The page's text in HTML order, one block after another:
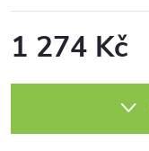
1 274 Kč